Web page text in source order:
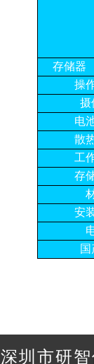
存储器
操
摄
电
散
工
存
安
国
深圳市研